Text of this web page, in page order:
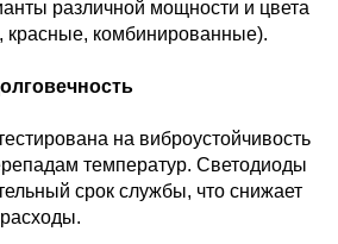
различной мощности и цвета
красные, комбинированные).
на виброустойчивость
температур. Светодиоды
срок службы, что снижает